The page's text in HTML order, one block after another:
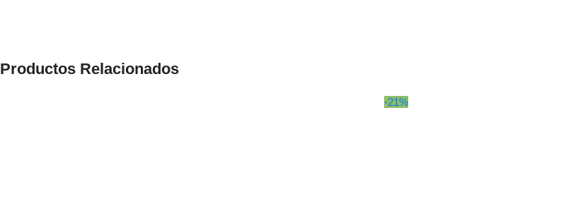
Productos Relacionados
-21%